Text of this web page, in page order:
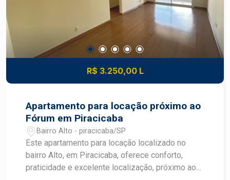
R$ 3.250,00 L
Apartamento para locação próximo ao
Fórum em Piracicaba
Bairro Alto - piracicaba/SP
Este apartamento para locação localizado no
bairro Alto, em Piracicaba, oferece conforto,
praticidade e excelente localização, próximo ao